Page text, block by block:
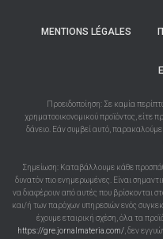
MENTIONS LÉGALES
Προειδοποίηση: Σε καμία
χρηματοοικονομικού προϊόντος, είτε
δάνειο. Εάν συμβεί αυτό,
Σημείωση: Καταβάλλουμε κάθε
δυνατόν πιο ενημερωμένες. Είναι
να διαφέρουν από αυτές που βρίσκονται
και/ή των παρόχων υπηρεσιών ενός
έχουμε εταιρική σχέση, όλα τα
https://gre.jornalmateria.com/, δεν